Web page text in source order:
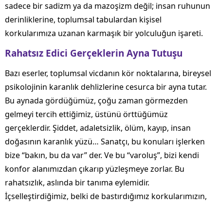
sadece bir sadizm ya da mazoşizm değil; insan ruhunun
derinliklerine, toplumsal tabulardan kişisel
korkularımıza uzanan karmaşık bir yolculuğun işareti.
Rahatsız Edici Gerçeklerin Ayna Tutuşu
Bazı eserler, toplumsal vicdanın kör noktalarına, bireysel
psikolojinin karanlık dehlizlerine cesurca bir ayna tutar.
Bu aynada gördüğümüz, çoğu zaman görmezden
gelmeyi tercih ettiğimiz, üstünü örttüğümüz
gerçeklerdir. Şiddet, adaletsizlik, ölüm, kayıp, insan
doğasının karanlık yüzü… Sanatçı, bu konuları işlerken
bize “bakın, bu da var” der. Ve bu “varoluş”, bizi kendi
konfor alanımızdan çıkarıp yüzleşmeye zorlar. Bu
rahatsızlık, aslında bir tanıma eylemidir.
İçselleştirdiğimiz, belki de bastırdığımız korkularımızın,